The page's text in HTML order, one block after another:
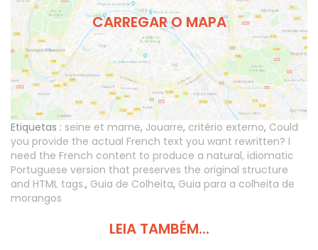
CARREGAR O MAPA
Etiquetas : seine et marne, Jouarre, critério externo, Could
you provide the actual French text you want rewritten? I
need the French content to produce a natural, idiomatic
Portuguese version that preserves the original structure
and HTML tags., Guia de Colheita, Guia para a colheita de
morangos
LEIA TAMBÉM...